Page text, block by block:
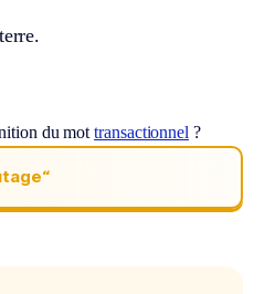
du mottransactionnel ?